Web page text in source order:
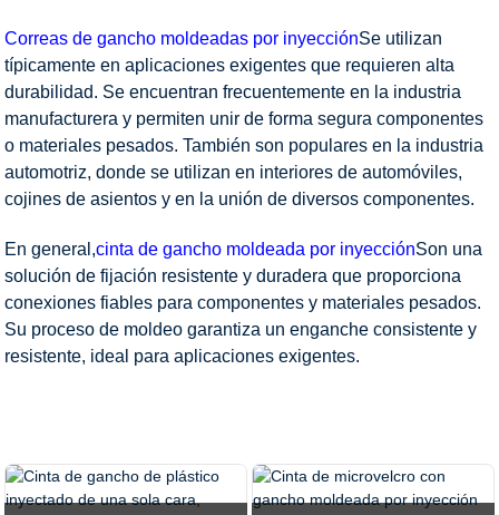
Correas de gancho moldeadas por inyecciónSe utilizan
típicamente en aplicaciones exigentes que requieren alta
durabilidad. Se encuentran frecuentemente en la industria
manufacturera y permiten unir de forma segura componentes
o materiales pesados. También son populares en la industria
automotriz, donde se utilizan en interiores de automóviles,
cojines de asientos y en la unión de diversos componentes.
En general,cinta de gancho moldeada por inyecciónSon una
solución de fijación resistente y duradera que proporciona
conexiones fiables para componentes y materiales pesados.
Su proceso de moldeo garantiza un enganche consistente y
resistente, ideal para aplicaciones exigentes.